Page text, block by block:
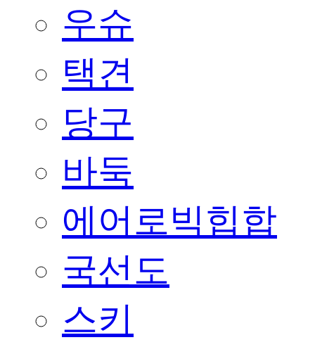
우슈
택견
당구
바둑
에어로빅힙합
국선도
스키